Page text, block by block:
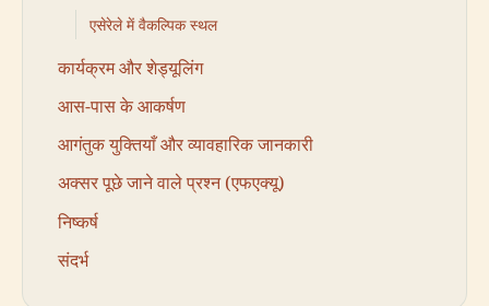
एसेरेले में वैकल्पिक स्थल
कार्यक्रम और शेड्यूलिंग
आस-पास के आकर्षण
आगंतुक युक्तियाँ और व्यावहारिक जानकारी
अक्सर पूछे जाने वाले प्रश्न (एफएक्यू)
निष्कर्ष
संदर्भ